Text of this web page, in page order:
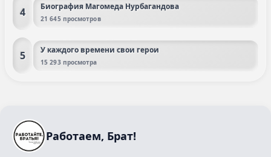
4 Биография Магомеда Нурбагандова
21 645 просмотров
5 У каждого времени свои герои
15 293 просмотра
Работаем, Брат!